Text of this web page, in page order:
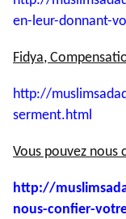
en-leur-donnant-
Fidya,
http://
serment.html
Vous pouvez nous
http://
nous-confier-